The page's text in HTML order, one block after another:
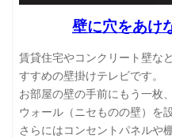
壁に穴をあけ
賃貸住宅やコンクリート壁な
すすめの壁掛けテレビです。
お部屋の壁の手前にもう一枚
ウォール（ニセものの壁）を
さらにはコンセントパネルや